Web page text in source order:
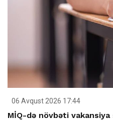
06 Avqust 2026 17:44
MİQ-də növbəti vakansiya